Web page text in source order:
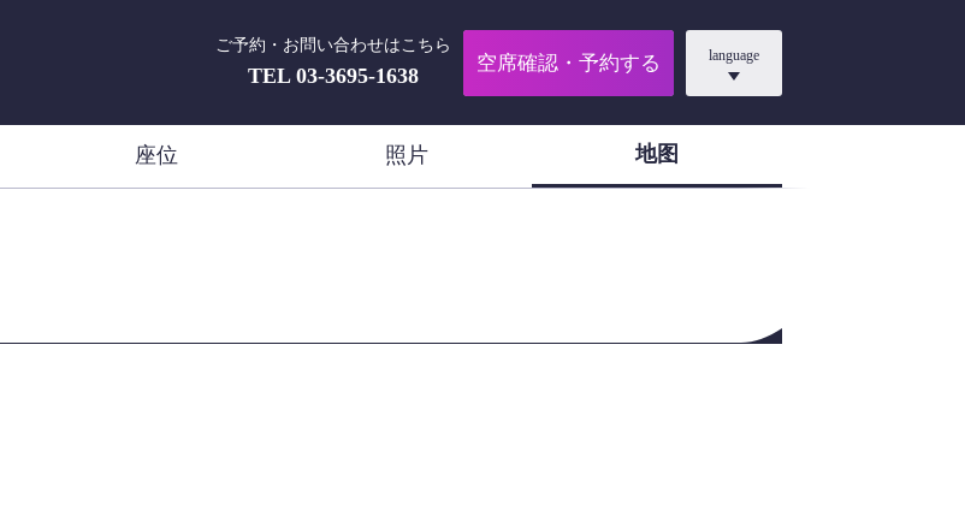
ご予約・お問い合わせはこちら
TEL03-3695-1638
空席確認・予約する language
座位 照片 地图